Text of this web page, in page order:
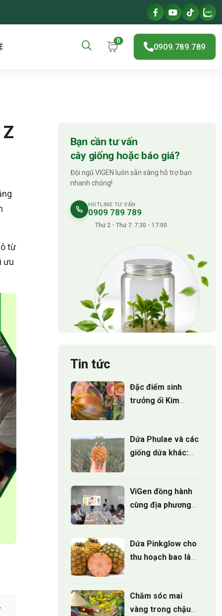
0
0909.789.789
từ
ưu
Bạn cần tư vấn
cây giống hoặc báo giá?
Đội ngũ VIGEN luôn sẵn sàng hỗ trợ bạn
nhanh chóng!
HOTLINE TƯ VẤN
0909 789 789
Thứ 2 - Thứ 7: 7:30 - 17:00
Tin tức
Đặc điểm sinh
trưởng ổi Kim
vườn cần biết
Dứa Phulae và các
giống dứa khác:
ViGen đồng hành
cùng địa phương
xôi cấy mô cho vụ
hoa tết 2027
Dứa Pinkglow cho
thu hoạch bao lâu
Chăm sóc mai
vàng trong chậu